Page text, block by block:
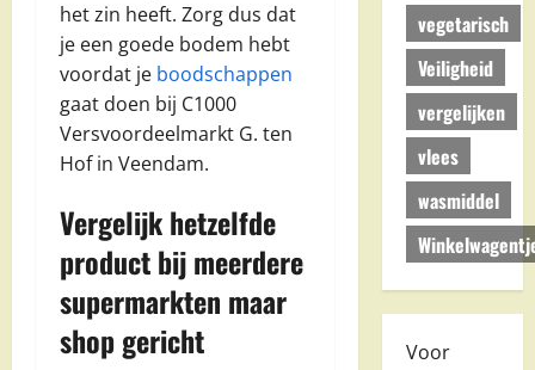
het zin heeft. Zorg dus dat
je een goede bodem hebt
voordat je boodschappen
gaat doen bij C1000
Versvoordeelmarkt G. ten
Hof in Veendam.
Vergelijk hetzelfde
product bij meerdere
supermarkten maar
shop gericht
vegetarisch
Veiligheid
vergelijken
vlees
wasmiddel
Voor